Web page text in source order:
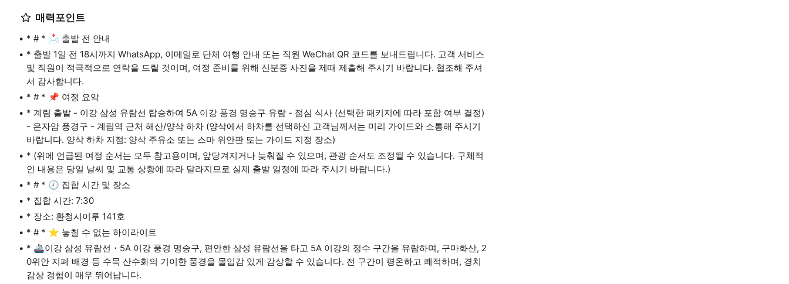
매력포인트
* # * 📩 출발 전 안내
* 출발 1일 전 18시까지 WhatsApp, 이메일로 단체 여행 안내 또는 직원 WeChat QR 코드를 보내드립니다. 고객 서비스
및 직원이 적극적으로 연락을 드릴 것이며, 여정 준비를 위해 신분증 사진을 제때 제출해 주시기 바랍니다. 협조해 주셔
서 감사합니다.
* # * 📌 여정 요약
* 계림 출발 - 이강 삼성 유람선 탑승하여 5A 이강 풍경 명승구 유람 - 점심 식사 (선택한 패키지에 따라 포함 여부 결정)
- 은자암 풍경구 - 계림역 근처 해산/양삭 하차 (양삭에서 하차를 선택하신 고객님께서는 미리 가이드와 소통해 주시기
바랍니다. 양삭 하차 지점: 양삭 주유소 또는 스마 위안판 또는 가이드 지정 장소)
* (위에 언급된 여정 순서는 모두 참고용이며, 앞당겨지거나 늦춰질 수 있으며, 관광 순서도 조정될 수 있습니다. 구체적
인 내용은 당일 날씨 및 교통 상황에 따라 달라지므로 실제 출발 일정에 따라 주시기 바랍니다.)
* # * 🕗 집합 시간 및 장소
* 집합 시간: 7:30
* 장소: 환청시이루 141호
* # * ⭐ 놓칠 수 없는 하이라이트
* 🚢이강 삼성 유람선・5A 이강 풍경 명승구, 편안한 삼성 유람선을 타고 5A 이강의 정수 구간을 유람하며, 구마화산, 2
0위안 지폐 배경 등 수묵 산수화의 기이한 풍경을 몰입감 있게 감상할 수 있습니다. 전 구간이 평온하고 쾌적하며, 경치
감상 경험이 매우 뛰어납니다.